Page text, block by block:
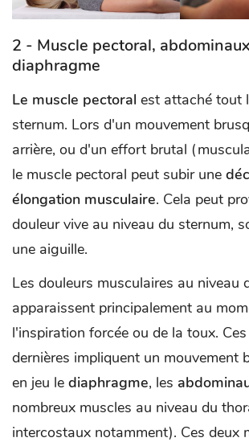
2 - Muscle pectoral,
diaphragme
Le muscle pectoral est attaché tout
sternum. Lors d'un mouvement
arrière, ou d'un effort brutal
le muscle pectoral peut subir une
élongation musculaire. Cela peut
douleur vive au niveau du sternum,
une aiguille.
Les douleurs musculaires au niveau
apparaissent principalement au
l'inspiration forcée ou de la toux. Ces
dernières impliquent un mouvement
en jeu le diaphragme, les
nombreux muscles au niveau du
intercostaux notamment). Ces deux